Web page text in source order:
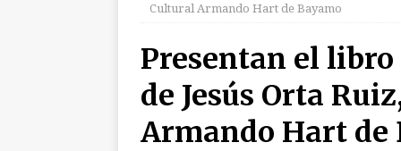
[ 7 agosto 2026 ]
Domingo 2026
[ 7 agosto 2026 ]
Cultural Armando Hart de Bayamo
Presentan el libro
de Jesús Orta
Armando Hart de